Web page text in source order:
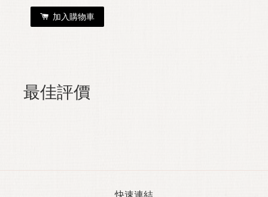
加入購物車
最佳評價